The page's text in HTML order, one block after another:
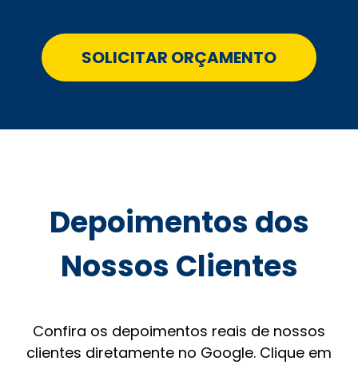
SOLICITAR ORÇAMENTO
Depoimentos dos
Nossos Clientes
Confira os depoimentos reais de nossos
clientes diretamente no Google. Clique em